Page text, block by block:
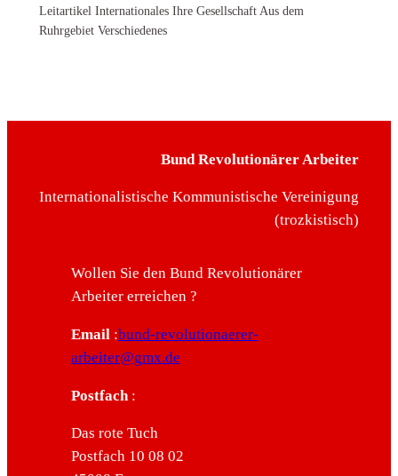
Leitartikel Internationales Ihre Gesellschaft Aus dem
Ruhrgebiet Verschiedenes
Bund Revolutionärer Arbeiter
Internationalistische Kommunistische Vereinigung
(trozkistisch)
Wollen Sie den Bund Revolutionärer
Arbeiter erreichen ?
Email :bund-revolutionaerer-
arbeiter@gmx.de
Postfach:
Das rote Tuch
Postfach 10 08 02